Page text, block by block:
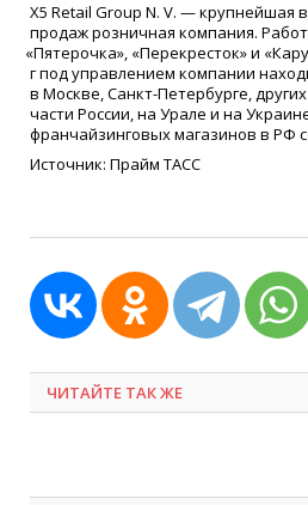
X5 Retail Group N. V. — крупнейшая
продаж розничная компания.
«Пятерочка», «Перекресток» и «
г под управлением компании
в Москве, Санкт-Петербурге,
части России, на Урале и на
франчайзинговых магазинов в РФ
Источник: Прайм ТАСС
ЧИТАЙТЕ ТАК ЖЕ